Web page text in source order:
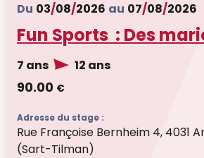
Du 03/08/2026 au 07/08/2026
Fun Sports : Des
7 ans 12 ans
90.00 €
Adresse du stage :
Rue Françoise Bernheim 4, 4031
(Sart-Tilman)